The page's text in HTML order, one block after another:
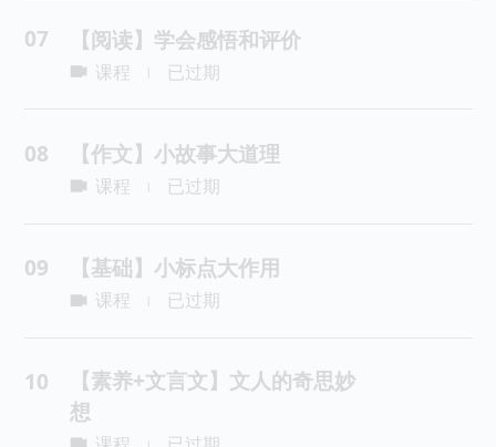
07 【阅读】学会感悟和评价
课程 已过期
08 【作文】小故事大道理
课程 已过期
09 【基础】小标点大作用
课程 已过期
10
【素养+文言文】文人的奇思妙
想